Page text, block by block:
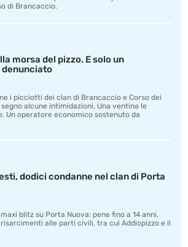
di Brancaccio.
morsa del pizzo. E solo un
denunciato
i picciotti dei clan di Brancaccio e Corso dei
alcune intimidazioni. Una ventina le
Un operatore economico sostenuto da
dodici condanne nel clan di Porta
blitz su Porta Nuova: pene fino a 14 anni,
alle parti civili, tra cui Addiopizzo e il